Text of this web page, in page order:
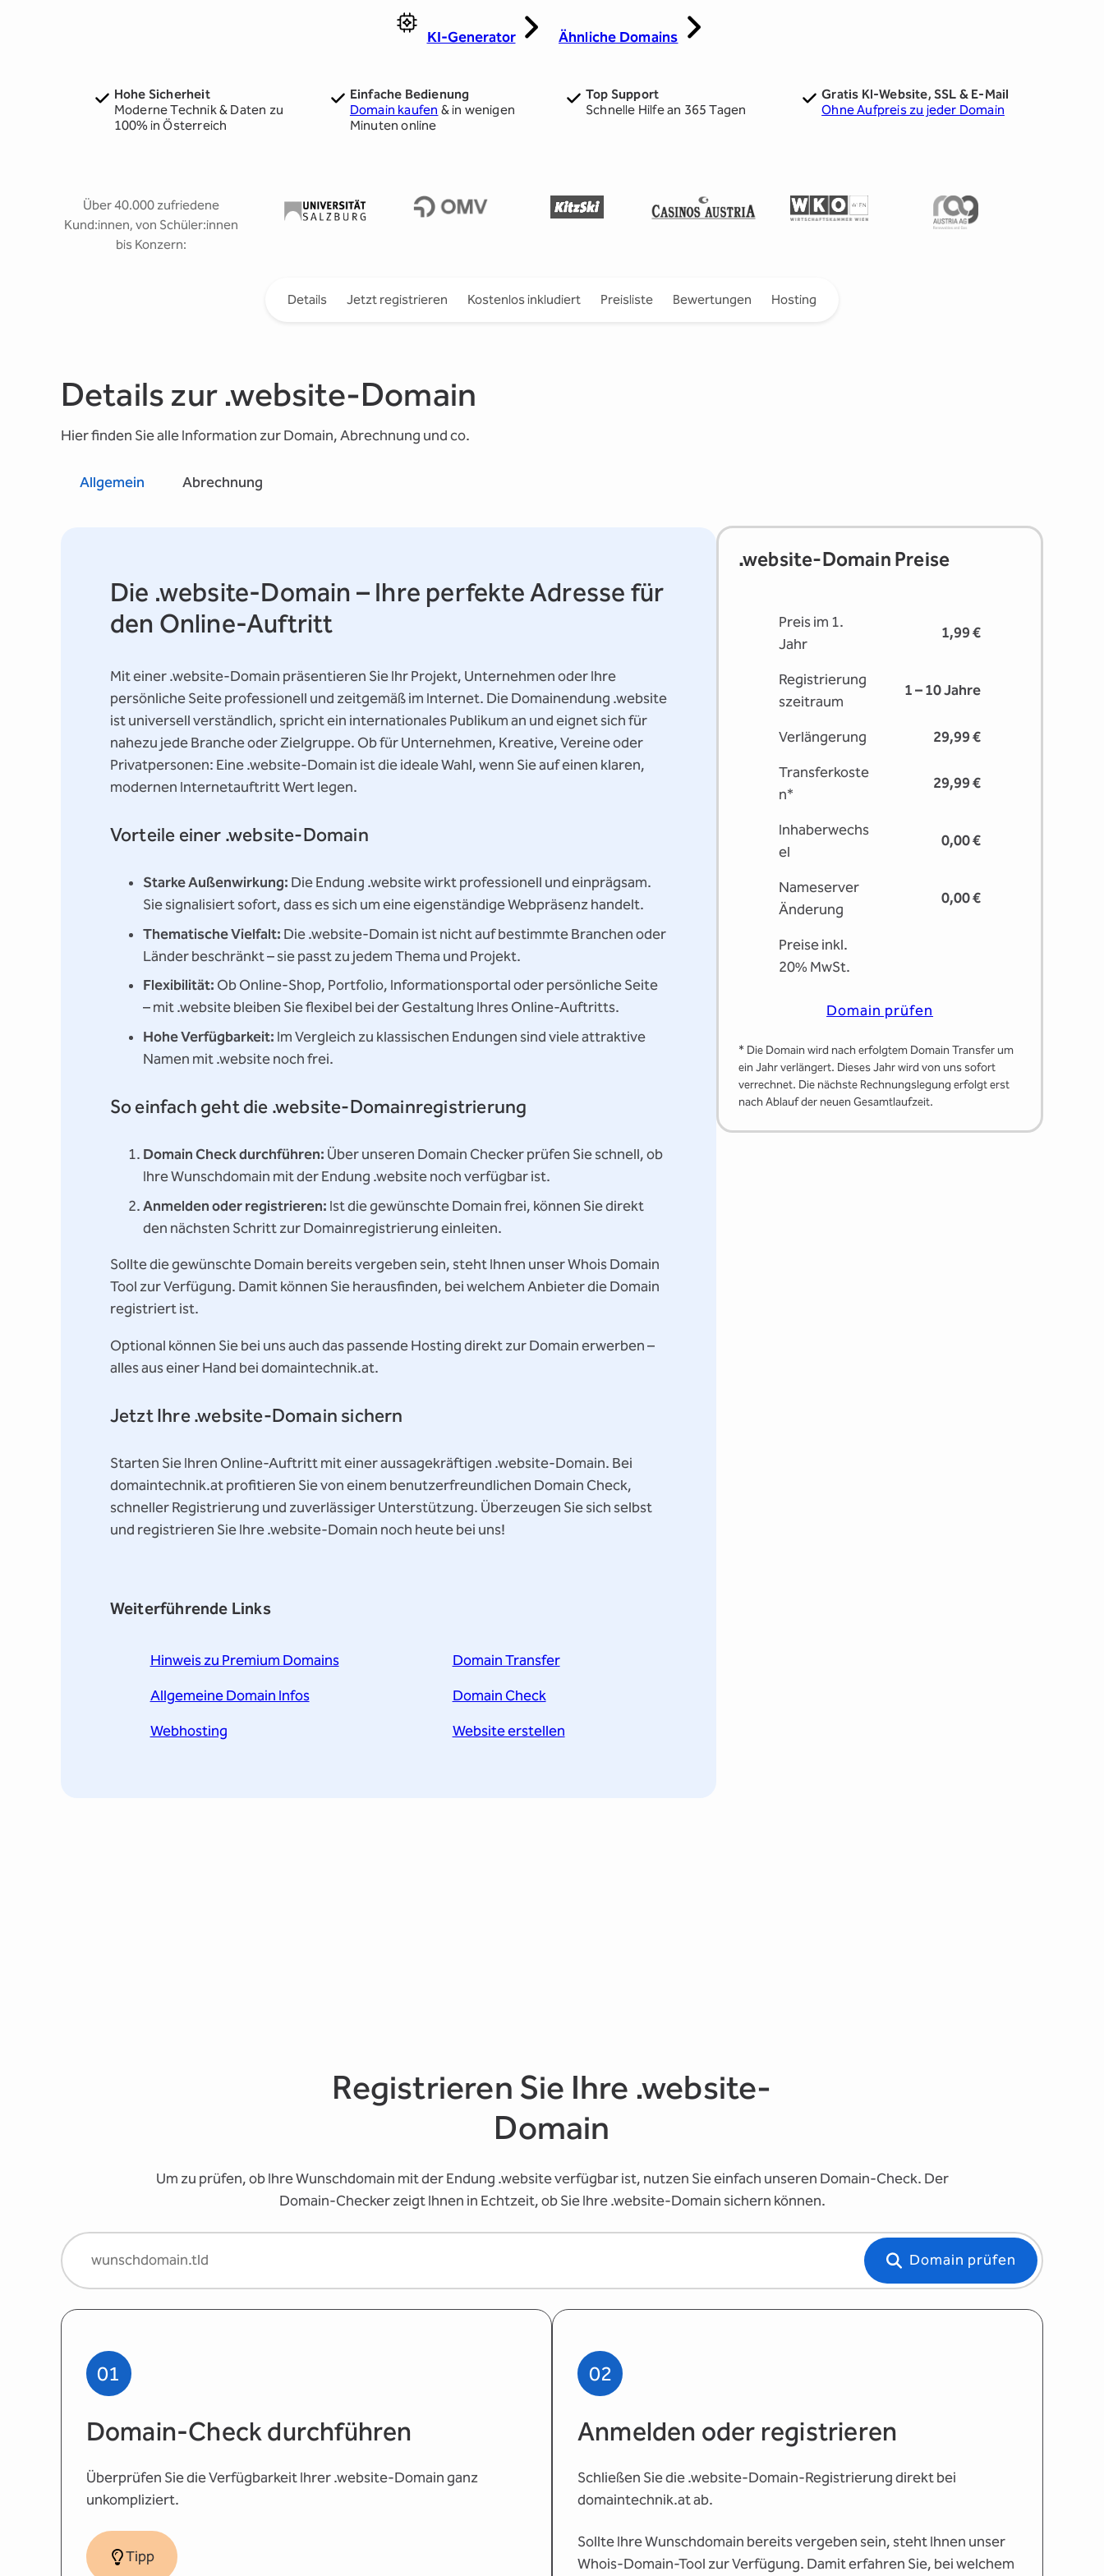
KI-Generator Ähnliche Domains
Hohe Sicherheit
Moderne Technik & Daten zu
100% in Österreich
Einfache Bedienung
Domain kaufen & in wenigen
Minuten online
Top Support
Schnelle Hilfe an 365 Tagen
Gratis KI-Website, SSL & E-Mail
Ohne Aufpreis zu jeder Domain
Über 40.000 zufriedene
Kund:innen, von Schüler:innen
bis Konzern:
Details Jetzt registrieren Kostenlos inkludiert Preisliste Bewertungen Hosting
Details zur .website-Domain
Hier finden Sie alle Information zur Domain, Abrechnung und co.
Allgemein Abrechnung
Die .website-Domain – Ihre perfekte Adresse für
den Online-Auftritt
Mit einer .website-Domain präsentieren Sie Ihr Projekt, Unternehmen oder Ihre
persönliche Seite professionell und zeitgemäß im Internet. Die Domainendung .website
ist universell verständlich, spricht ein internationales Publikum an und eignet sich für
nahezu jede Branche oder Zielgruppe. Ob für Unternehmen, Kreative, Vereine oder
Privatpersonen: Eine .website-Domain ist die ideale Wahl, wenn Sie auf einen klaren,
modernen Internetauftritt Wert legen.
Vorteile einer .website-Domain
Starke Außenwirkung: Die Endung .website wirkt professionell und einprägsam.
Sie signalisiert sofort, dass es sich um eine eigenständige Webpräsenz handelt.
Thematische Vielfalt: Die .website-Domain ist nicht auf bestimmte Branchen oder
Länder beschränkt – sie passt zu jedem Thema und Projekt.
Flexibilität: Ob Online-Shop, Portfolio, Informationsportal oder persönliche Seite
– mit .website bleiben Sie flexibel bei der Gestaltung Ihres Online-Auftritts.
Hohe Verfügbarkeit: Im Vergleich zu klassischen Endungen sind viele attraktive
Namen mit .website noch frei.
So einfach geht die .website-Domainregistrierung
Domain Check durchführen: Über unseren Domain Checker prüfen Sie schnell, ob
Ihre Wunschdomain mit der Endung .website noch verfügbar ist.
Anmelden oder registrieren: Ist die gewünschte Domain frei, können Sie direkt
den nächsten Schritt zur Domainregistrierung einleiten.
Sollte die gewünschte Domain bereits vergeben sein, steht Ihnen unser Whois Domain
Tool zur Verfügung. Damit können Sie herausfinden, bei welchem Anbieter die Domain
registriert ist.
Optional können Sie bei uns auch das passende Hosting direkt zur Domain erwerben –
alles aus einer Hand bei domaintechnik.at.
Jetzt Ihre .website-Domain sichern
Starten Sie Ihren Online-Auftritt mit einer aussagekräftigen .website-Domain. Bei
domaintechnik.at profitieren Sie von einem benutzerfreundlichen Domain Check,
schneller Registrierung und zuverlässiger Unterstützung. Überzeugen Sie sich selbst
und registrieren Sie Ihre .website-Domain noch heute bei uns!
Weiterführende Links
Hinweis zu Premium Domains Domain Transfer
Allgemeine Domain Infos Domain Check
Webhosting Website erstellen
.website-Domain Preise
Preis im 1.
Jahr
1,99 €
Registrierung
s­zeitraum
1 – 10 Jahre
Verlängerung 29,99 €
Transferkoste
n*
29,99 €
Inhaberwechs
el
0,00 €
Nameserver
Änderung
0,00 €
Preise inkl.
20% MwSt.
Domain prüfen
* Die Domain wird nach erfolgtem Domain Transfer um
ein Jahr verlängert. Dieses Jahr wird von uns sofort
verrechnet. Die nächste Rechnungslegung erfolgt erst
nach Ablauf der neuen Gesamtlaufzeit.
Registrieren Sie Ihre .website-
Domain
Um zu prüfen, ob Ihre Wunschdomain mit der Endung .website verfügbar ist, nutzen Sie einfach unseren Domain-Check. Der
Domain-Checker zeigt Ihnen in Echtzeit, ob Sie Ihre .website-Domain sichern können.
Domain prüfen
01
Domain-Check durchführen
Überprüfen Sie die Verfügbarkeit Ihrer .website-Domain ganz
unkompliziert.
Tipp
02
Anmelden oder registrieren
Schließen Sie die .website-Domain-Registrierung direkt bei
domaintechnik.at ab.
Sollte Ihre Wunschdomain bereits vergeben sein, steht Ihnen unser
Whois-Domain-Tool zur Verfügung. Damit erfahren Sie, bei welchem